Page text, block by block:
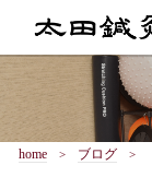
home ブログ